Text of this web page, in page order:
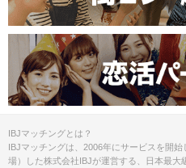
IBJマッチングとは？
IBJマッチングは、2006年にサービスを開
場）した株式会社IBJが運営する、日本最